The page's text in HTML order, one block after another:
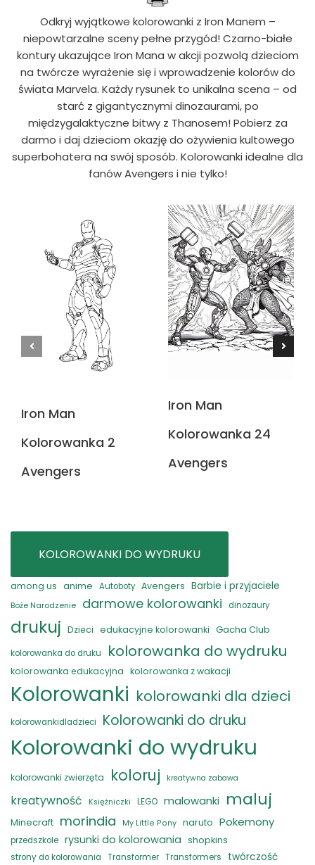
Odkryj wyjątkowe kolorowanki z Iron Manem –
niepowtarzalne sceny pełne przygód! Czarno-białe
kontury ukazujące Iron Mana w akcji pozwolą dzieciom
na twórcze wyrażenie się i wprowadzenie kolorów do
świata Marvela. Każdy rysunek to unikalna scena – od
starć z gigantycznymi dinozaurami, po
międzygalaktyczne bitwy z Thanosem! Pobierz za
darmo i daj dzieciom okazję do ożywienia kultowego
superbohatera na swój sposób. Kolorowanki idealne dla
fanów Avengers i nie tylko!
Iron Man
Kolorowanka 2
Avengers
Iron Man
Kolorowanka 24
Avengers
KOLOROWANKI DO WYDRUKU
among us anime Autoboty Avengers Barbie i przyjaciele
Boże Narodzenie darmowe kolorowanki dinozaury
drukuj Dzieci edukacyjne kolorowanki Gacha Club
kolorowanka do druku kolorowanka do wydruku
kolorowanka edukacyjna kolorowanka z wakacji
Kolorowanki kolorowanki dla dzieci
kolorowankidladzieci Kolorowanki do druku
Kolorowanki do wydruku
kolorowanki zwierzęta koloruj kreatywna zabawa
kreatywność Księżniczki LEGO malowanki maluj
Minecraft morindia My Little Pony naruto Pokemony
przedszkole rysunki do kolorowania shopkins
strony do kolorowania Transformer Transformers
twórczość